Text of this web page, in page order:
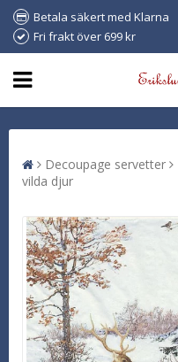
Betala säkert med Klarna
Fri frakt över 699 kr
Decoupage servetter
vilda djur